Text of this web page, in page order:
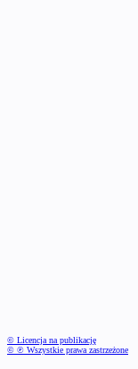
© Licencja na publikację
© ℗ Wszystkie prawa zastrzeżone